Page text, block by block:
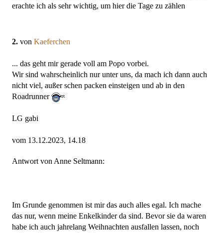
erachte ich als sehr wichtig, um hier die Tage zu zählen
2. von Kaeferchen
... das geht mir gerade voll am Popo vorbei.
Wir sind wahrscheinlich nur unter uns, da mach ich dann auch
nicht viel, außer schen packen einsteigen und ab in den
Roadrunner
LG gabi
vom 13.12.2023, 14.18
Antwort von Anne Seltmann:
Im Grunde genommen ist mir das auch alles egal. Ich mache
das nur, wenn meine Enkelkinder da sind. Bevor sie da waren
habe ich auch jahrelang Weihnachten ausfallen lassen, noch